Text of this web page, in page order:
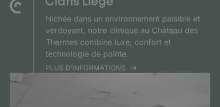
Nichée dans un environnement paisible et
verdoyant, notre clinique au Château des
Thermes combine luxe, confort et
technologie de pointe.
PLUS D'INFORMATIONS